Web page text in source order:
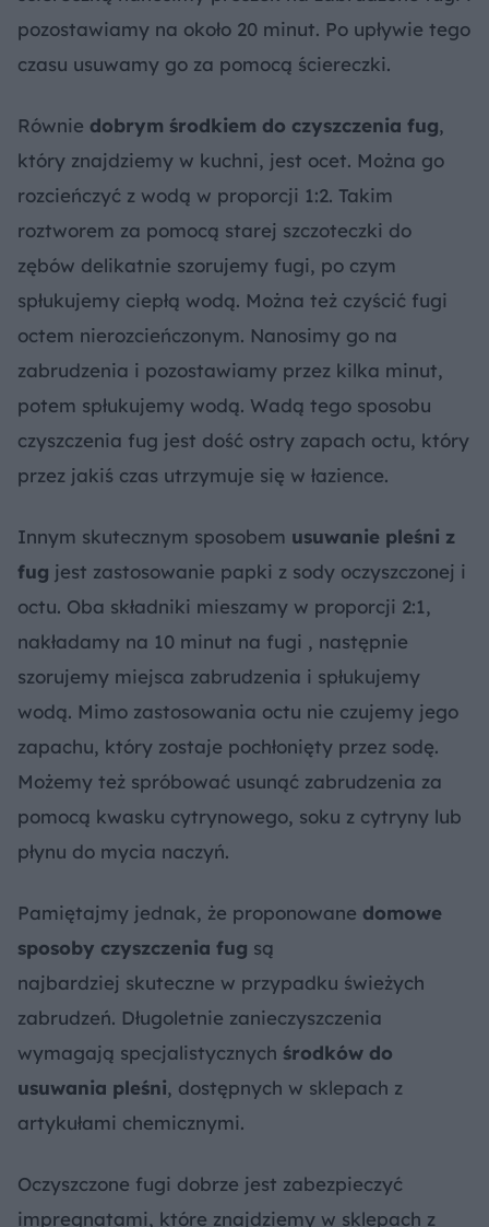
pozostawiamy na około 20 minut. Po upływie tego
czasu usuwamy go za pomocą ściereczki.
Równie dobrym środkiem do czyszczenia fug,
który znajdziemy w kuchni, jest ocet. Można go
rozcieńczyć z wodą w proporcji 1:2. Takim
roztworem za pomocą starej szczoteczki do
zębów delikatnie szorujemy fugi, po czym
spłukujemy ciepłą wodą. Można też czyścić fugi
octem nierozcieńczonym. Nanosimy go na
zabrudzenia i pozostawiamy przez kilka minut,
potem spłukujemy wodą. Wadą tego sposobu
czyszczenia fug jest dość ostry zapach octu, który
przez jakiś czas utrzymuje się w łazience.
Innym skutecznym sposobem usuwanie pleśni z
fug jest zastosowanie papki z sody oczyszczonej i
octu. Oba składniki mieszamy w proporcji 2:1,
nakładamy na 10 minut na fugi , następnie
szorujemy miejsca zabrudzenia i spłukujemy
wodą. Mimo zastosowania octu nie czujemy jego
zapachu, który zostaje pochłonięty przez sodę.
Możemy też spróbować usunąć zabrudzenia za
pomocą kwasku cytrynowego, soku z cytryny lub
płynu do mycia naczyń.
Pamiętajmy jednak, że proponowane domowe
sposoby czyszczenia fug są
najbardziej skuteczne w przypadku świeżych
zabrudzeń. Długoletnie zanieczyszczenia
wymagają specjalistycznych środków do
usuwania pleśni, dostępnych w sklepach z
artykułami chemicznymi.
Oczyszczone fugi dobrze jest zabezpieczyć
impregnatami, które znajdziemy w sklepach z